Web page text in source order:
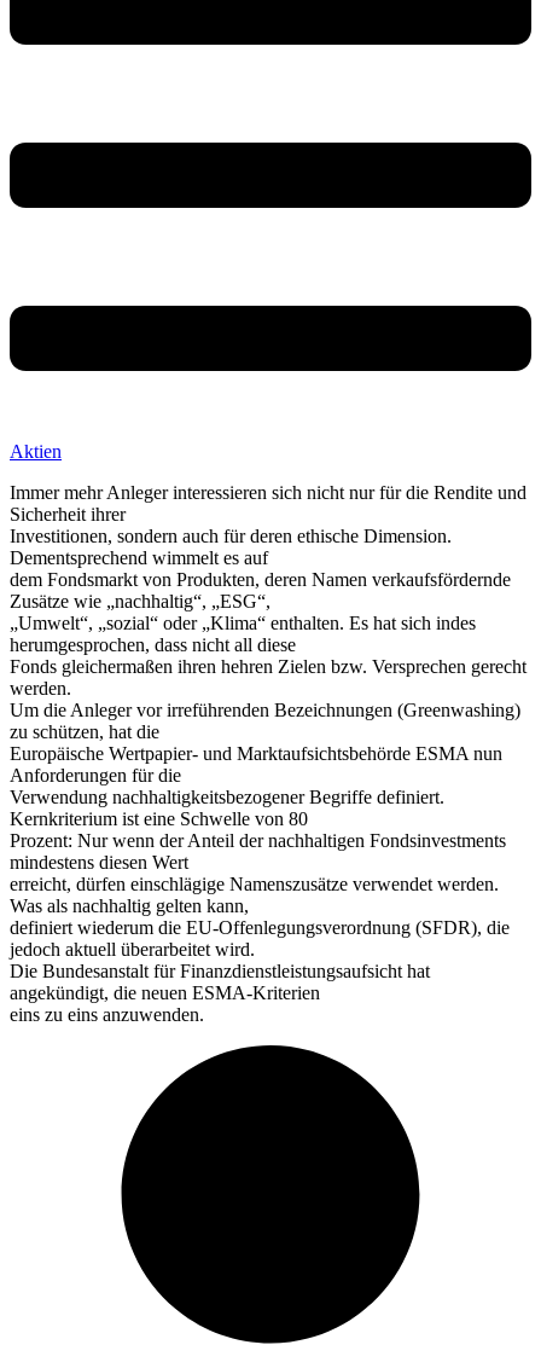
Aktien
Immer mehr Anleger interessieren sich nicht nur für die Rendite und
Sicherheit ihrer
Investitionen, sondern auch für deren ethische Dimension.
Dementsprechend wimmelt es auf
dem Fondsmarkt von Produkten, deren Namen verkaufsfördernde
Zusätze wie „nachhaltig“, „ESG“,
„Umwelt“, „sozial“ oder „Klima“ enthalten. Es hat sich indes
herumgesprochen, dass nicht all diese
Fonds gleichermaßen ihren hehren Zielen bzw. Versprechen gerecht
werden.
Um die Anleger vor irreführenden Bezeichnungen (Greenwashing)
zu schützen, hat die
Europäische Wertpapier- und Marktaufsichtsbehörde ESMA nun
Anforderungen für die
Verwendung nachhaltigkeitsbezogener Begriffe definiert.
Kernkriterium ist eine Schwelle von 80
Prozent: Nur wenn der Anteil der nachhaltigen Fondsinvestments
mindestens diesen Wert
erreicht, dürfen einschlägige Namenszusätze verwendet werden.
Was als nachhaltig gelten kann,
definiert wiederum die EU-Offenlegungsverordnung (SFDR), die
jedoch aktuell überarbeitet wird.
Die Bundesanstalt für Finanzdienstleistungsaufsicht hat
angekündigt, die neuen ESMA-Kriterien
eins zu eins anzuwenden.